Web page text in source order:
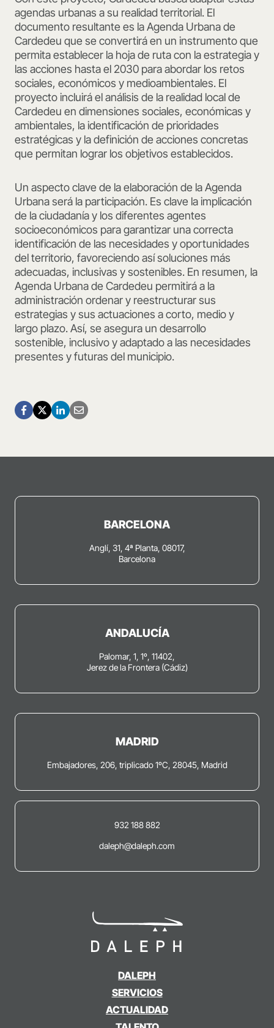
agendas urbanas a su realidad territorial. El
documento resultante es la Agenda Urbana de
Cardedeu que se convertirá en un instrumento que
permita establecer la hoja de ruta con la estrategia y
las acciones hasta el 2030 para abordar los retos
sociales, económicos y medioambientales. El
proyecto incluirá el análisis de la realidad local de
Cardedeu en dimensiones sociales, económicas y
ambientales, la identificación de prioridades
estratégicas y la definición de acciones concretas
que permitan lograr los objetivos establecidos.
Un aspecto clave de la elaboración de la Agenda
Urbana será la participación. Es clave la implicación
de la ciudadanía y los diferentes agentes
socioeconómicos para garantizar una correcta
identificación de las necesidades y oportunidades
del territorio, favoreciendo así soluciones más
adecuadas, inclusivas y sostenibles. En resumen, la
Agenda Urbana de Cardedeu permitirá a la
administración ordenar y reestructurar sus
estrategias y sus actuaciones a corto, medio y
largo plazo. Así, se asegura un desarrollo
sostenible, inclusivo y adaptado a las necesidades
presentes y futuras del municipio.
DALEPH
SERVICIOS
ACTUALIDAD
BARCELONA
Anglí, 31, 4ª Planta, 08017,
Barcelona
ANDALUCÍA
Palomar, 1, 1º, 11402,
Jerez de la Frontera (Cádiz)
MADRID
Embajadores, 206, triplicado 1ºC, 28045, Madrid
932 188 882
daleph@daleph.com